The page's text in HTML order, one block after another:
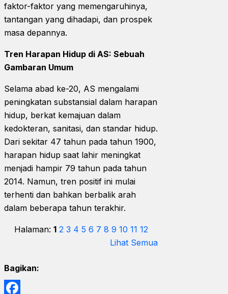
faktor-faktor yang memengaruhinya,
tantangan yang dihadapi, dan prospek
masa depannya.
Tren Harapan Hidup di AS: Sebuah
Gambaran Umum
Selama abad ke-20, AS mengalami
peningkatan substansial dalam harapan
hidup, berkat kemajuan dalam
kedokteran, sanitasi, dan standar hidup.
Dari sekitar 47 tahun pada tahun 1900,
harapan hidup saat lahir meningkat
menjadi hampir 79 tahun pada tahun
2014. Namun, tren positif ini mulai
terhenti dan bahkan berbalik arah
dalam beberapa tahun terakhir.
Halaman: 1 2 3 4 5 6 7 8 9 10 11 12
Lihat Semua
Bagikan: